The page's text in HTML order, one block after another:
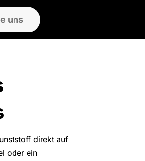
uns
direkt auf
oder ein